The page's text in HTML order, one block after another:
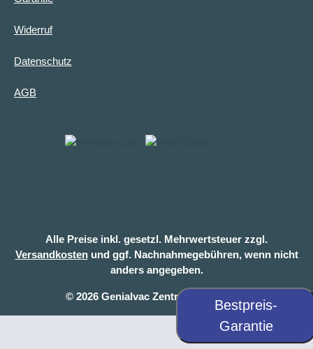
Widerruf
Datenschutz
AGB
© 2026 Genialvac Zentralstaubsauger
Alle Preise inkl. gesetzl. Mehrwertsteuer zzgl.
Versandkostenund ggf. Nachnahmegebühren, wenn nicht
anders angegeben.
Bestpreis-
Garantie